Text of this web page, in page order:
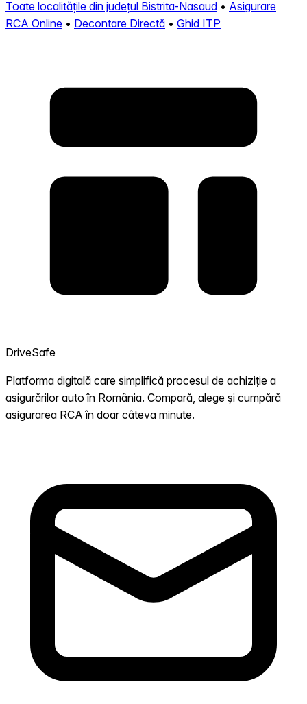
Toate localitățile din județul Bistrita-Nasaud • Asigurare
RCA Online • Decontare Directă • Ghid ITP
DriveSafe
Platforma digitală care simplifică procesul de achiziție a
asigurărilor auto în România. Compară, alege și cumpără
asigurarea RCA în doar câteva minute.